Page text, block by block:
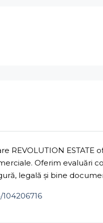
REVOLUTION
Oferim evaluări
legală și bine